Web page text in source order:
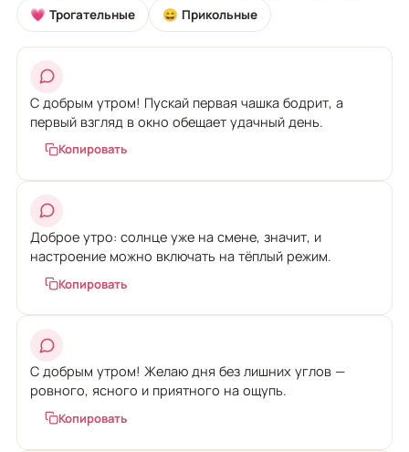
💗 Трогательные 😄 Прикольные
С добрым утром! Пускай первая чашка бодрит, а
первый взгляд в окно обещает удачный день.
Копировать
Доброе утро: солнце уже на смене, значит, и
настроение можно включать на тёплый режим.
Копировать
С добрым утром! Желаю дня без лишних углов —
ровного, ясного и приятного на ощупь.
Копировать